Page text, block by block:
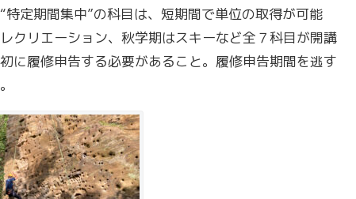
定期間集中”の科目は、短期間で単位の取得が可能
クリエーション、秋学期はスキーなど全７科目が開講
に履修申告する必要があること。履修申告期間を逃す